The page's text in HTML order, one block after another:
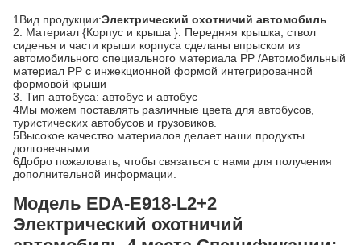
1Вид продукции:Электрический охотничий автомобиль
2. Материал {Корпус и крыша }: Передняя крышка, ствол
сиденья и части крыши корпуса сделаны впрыском из
автомобильного специального материала PP /Автомобильный
материал PP с инжекционной формой интегрированной
формовой крыши
3. Тип автобуса: автобус и автобус
4Мы можем поставлять различные цвета для автобусов,
туристических автобусов и грузовиков.
5Высокое качество материалов делает наши продукты
долговечными.
6Добро пожаловать, чтобы связаться с нами для получения
дополнительной информации.
Модель EDA-E918-L2+2
Электрический охотничий